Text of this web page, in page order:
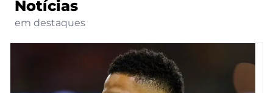
Notícias
em destaques